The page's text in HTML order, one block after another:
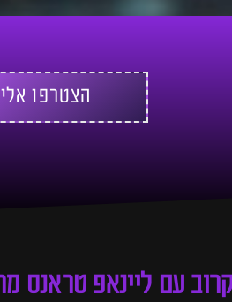
הצטרפו
עם ליינאפ טראנס